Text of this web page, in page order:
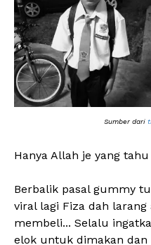
Sumber dari
Hanya Allah je yang
Berbalik pasal gummy
viral lagi Fiza dah
membeli... Selalu
elok untuk dimakan dan